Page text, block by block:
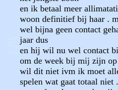
en ik betaal meer
woon definitief bij haar .
wel bijna geen contact
jaar dus
en hij wil nu wel contact
om de week bij mij zijn op
wil dit niet ivm ik moet
spelen wat gaat totaal